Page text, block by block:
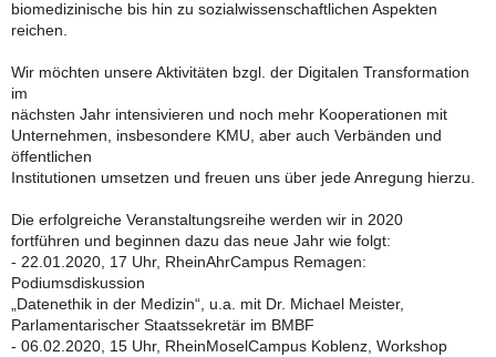
biomedizinische bis hin zu sozialwissenschaftlichen Aspekten
reichen.
Wir möchten unsere Aktivitäten bzgl. der Digitalen Transformation
im
nächsten Jahr intensivieren und noch mehr Kooperationen mit
Unternehmen, insbesondere KMU, aber auch Verbänden und
öffentlichen
Institutionen umsetzen und freuen uns über jede Anregung hierzu.
Die erfolgreiche Veranstaltungsreihe werden wir in 2020
fortführen und beginnen dazu das neue Jahr wie folgt:
- 22.01.2020, 17 Uhr, RheinAhrCampus Remagen:
Podiumsdiskussion
„Datenethik in der Medizin“, u.a. mit Dr. Michael Meister,
Parlamentarischer Staatssekretär im BMBF
- 06.02.2020, 15 Uhr, RheinMoselCampus Koblenz, Workshop